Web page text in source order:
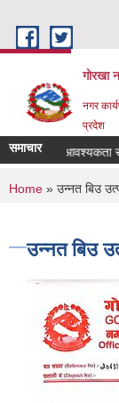
गोरखा
नगर
प्रदेश
समाचारचालक आवश्यकता
You are
Home » उन्नत बिउ
उन्नत बिउ